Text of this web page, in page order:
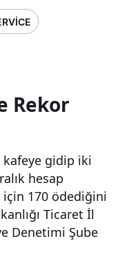
Rekor
kafeye gidip iki
hesap
170 ödediğini
Ticaret İl
Denetimi Şube